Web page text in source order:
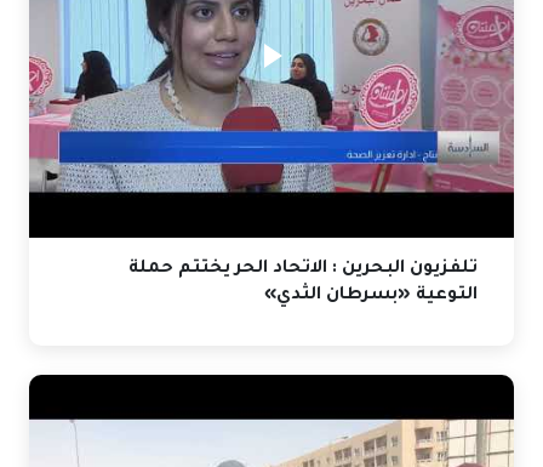
تلفزيون البحرين : الاتحاد الحر يختتم حملة
التوعية «بسرطان الثدي»